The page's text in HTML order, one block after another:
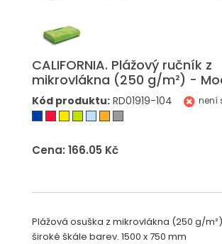
CALIFORNIA. Plážový ručník z
mikrovlákna (250 g/m²) -
Kód produktu: RD01919-104 není
Cena: 166.05 Kč
Plážová osuška z mikrovlákna (250 g/
široké škále barev. 1500 x 750 mm